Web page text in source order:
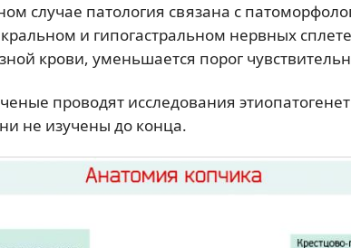
случае патология связана с
и гипогастральном нервных
крови, уменьшается порог
проводят исследования
не изучены до конца.